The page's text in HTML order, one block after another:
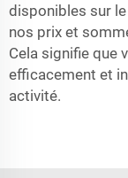
disponibles sur
nos prix et
Cela signifie que
efficacement et
activité.